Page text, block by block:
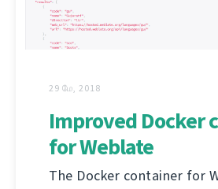
29 மே, 2018
Improved Docker
for Weblate
The Docker container for